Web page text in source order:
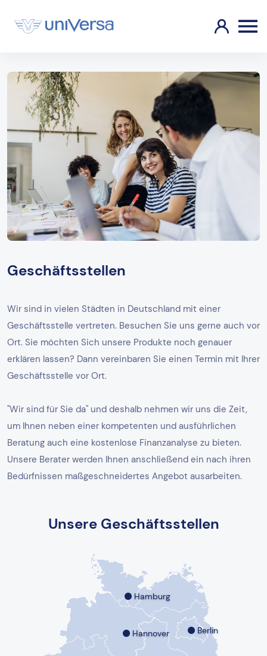
Geschäftsstellen
Wir sind in vielen Städten in Deutschland mit einer
Geschäftsstelle vertreten. Besuchen Sie uns gerne auch vor
Ort. Sie möchten Sich unsere Produkte noch genauer
erklären lassen? Dann vereinbaren Sie einen Termin mit Ihrer
Geschäftsstelle vor Ort.
"Wir sind für Sie da" und deshalb nehmen wir uns die Zeit,
um Ihnen neben einer kompetenten und ausführlichen
Beratung auch eine kostenlose Finanzanalyse zu bieten.
Unsere Berater werden Ihnen anschließend ein nach ihren
Bedürfnissen maßgeschneidertes Angebot ausarbeiten.
Unsere Geschäftsstellen
Berlin
Hamburg
Hannover